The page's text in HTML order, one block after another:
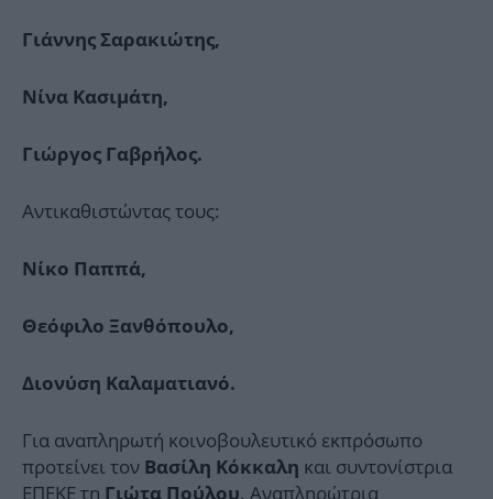
Γιάννης Σαρακιώτης,
Νίνα Κασιμάτη,
Γιώργος Γαβρήλος.
Αντικαθιστώντας τους:
Νίκο Παππά,
Θεόφιλο Ξανθόπουλο,
Διονύση Καλαματιανό.
Για αναπληρωτή κοινοβουλευτικό εκπρόσωπο
προτείνει τον Βασίλη Κόκκαλη και συντονίστρια
ΕΠΕΚΕ τη Γιώτα Πούλου. Αναπληρώτρια